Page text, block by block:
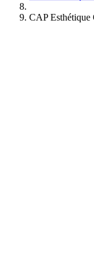
échanger avec
CAP Esthétique